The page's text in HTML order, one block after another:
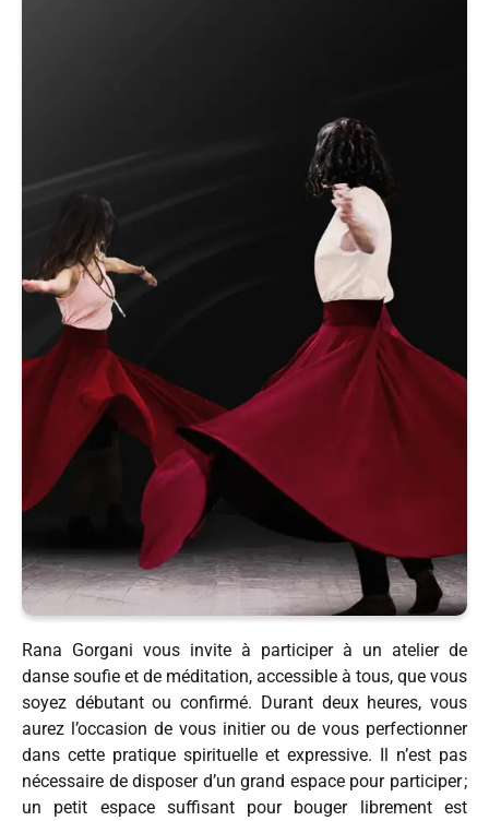
Rana Gorgani vous invite à participer à un atelier de
danse soufie et de méditation, accessible à tous, que vous
soyez débutant ou confirmé. Durant deux heures, vous
aurez l’occasion de vous initier ou de vous perfectionner
dans cette pratique spirituelle et expressive. Il n’est pas
nécessaire de disposer d’un grand espace pour participer ;
un petit espace suffisant pour bouger librement est